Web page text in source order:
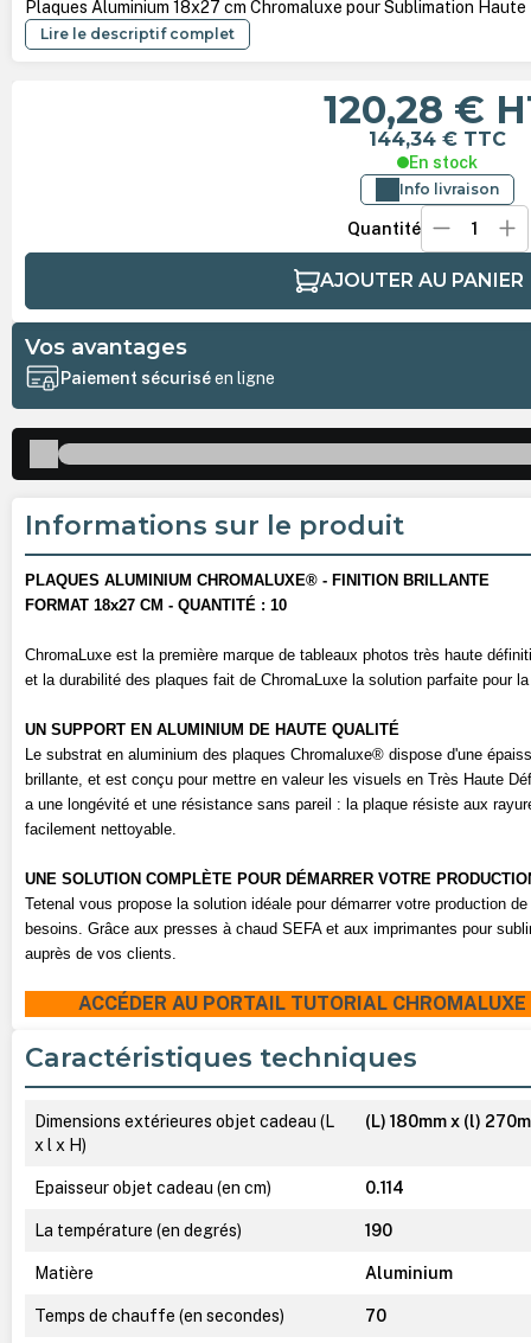
Plaques Aluminium 18x27 cm Chromaluxe pour Sublimation
Lire le descriptif complet
120,28 €
144,34 € TTC
En stock
Info livraison
Quantité
AJOUTER AU PANIER
Vos avantages
Paiement sécuriséen ligne
Informations sur le produit
PLAQUES ALUMINIUM CHROMALUXE® - FINITION BRILLANTE
FORMAT 18x27 CM - QUANTITÉ : 10
ChromaLuxe est la première marque de tableaux photos très haute
et la durabilité des plaques fait de ChromaLuxe la solution parfaite pour
UN SUPPORT EN ALUMINIUM DE HAUTE QUALITÉ
Le substrat en aluminium des plaques Chromaluxe® dispose d'une
brillante, et est conçu pour mettre en valeur les visuels en Très Haute
a une longévité et une résistance sans pareil : la plaque résiste aux
facilement nettoyable.
UNE SOLUTION COMPLÈTE POUR DÉMARRER VOTRE
Tetenal vous propose la solution idéale pour démarrer votre production
besoins. Grâce aux presses à chaud SEFA et aux imprimantes pour
auprès de vos clients.
ACCÉDER AU PORTAIL TUTORIAL
Caractéristiques techniques
Dimensions extérieures objet cadeau (L
x l x H)
(L) 180mm x (l)
Epaisseur objet cadeau (en cm) 0.114
La température (en degrés) 190
Matière Aluminium
Temps de chauffe (en secondes) 70